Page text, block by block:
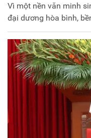
Vì một nền văn minh
đại dương hòa bình,